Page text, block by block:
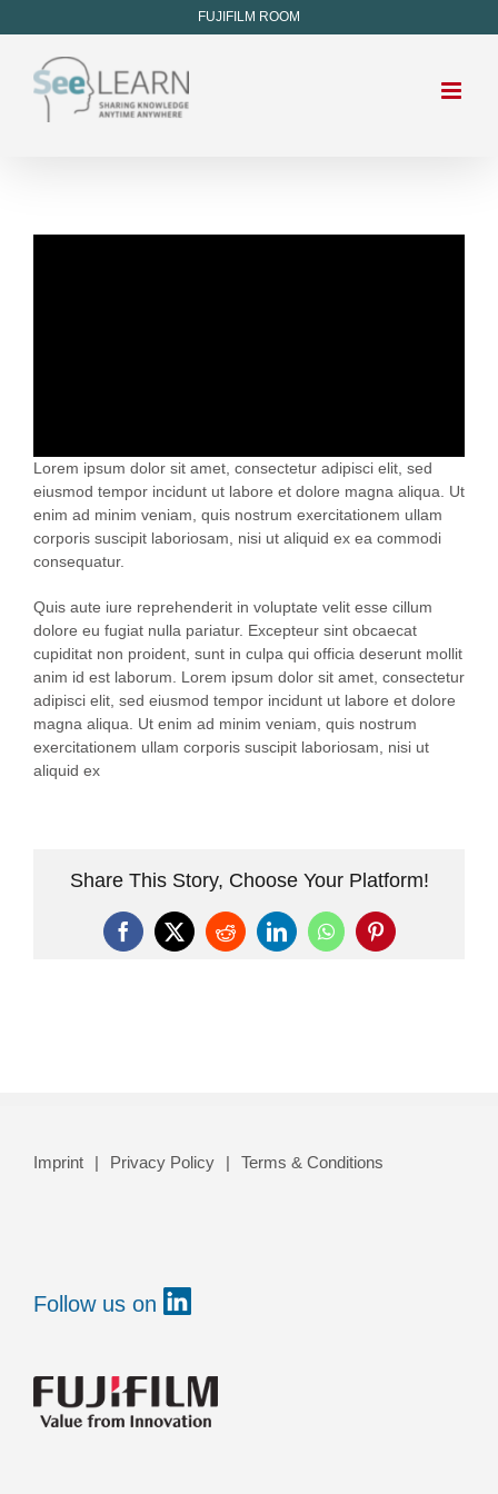
FUJIFILM ROOM
Lorem ipsum dolor sit amet, consectetur adipisci elit, sed
eiusmod tempor incidunt ut labore et dolore magna aliqua. Ut
enim ad minim veniam, quis nostrum exercitationem ullam
corporis suscipit laboriosam, nisi ut aliquid ex ea commodi
consequatur.
Quis aute iure reprehenderit in voluptate velit esse cillum
dolore eu fugiat nulla pariatur. Excepteur sint obcaecat
cupiditat non proident, sunt in culpa qui officia deserunt mollit
anim id est laborum. Lorem ipsum dolor sit amet, consectetur
adipisci elit, sed eiusmod tempor incidunt ut labore et dolore
magna aliqua. Ut enim ad minim veniam, quis nostrum
exercitationem ullam corporis suscipit laboriosam, nisi ut
aliquid ex
Share This Story, Choose Your Platform!
Imprint Privacy Policy Terms & Conditions
Follow us on